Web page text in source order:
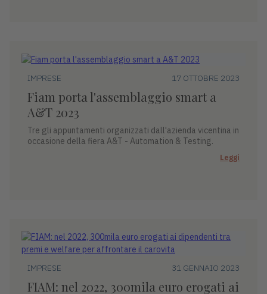
IMPRESE 17 OTTOBRE 2023
Fiam porta l'assemblaggio smart a
A&T 2023
Tre gli appuntamenti organizzati dall'azienda vicentina in
occasione della fiera A&T - Automation & Testing.
Leggi
IMPRESE 31 GENNAIO 2023
FIAM: nel 2022, 300mila euro erogati ai